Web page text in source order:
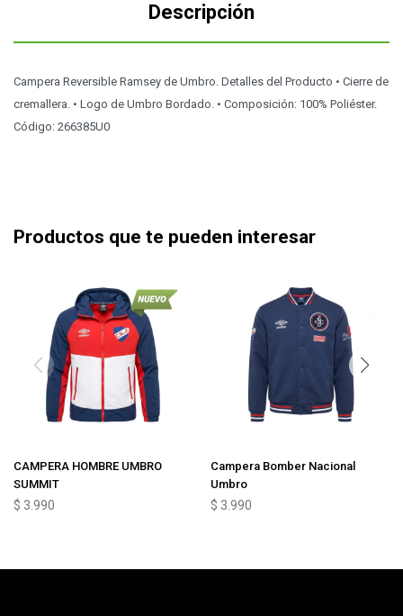
Descripción
Campera Reversible Ramsey de Umbro. Detalles del Producto • Cierre de
cremallera. • Logo de Umbro Bordado. • Composición: 100% Poliéster.
Código: 266385U0
Productos que te pueden interesar
CAMPERA HOMBRE UMBRO
SUMMIT
$ 3.990
Campera Bomber Nacional
Umbro
$ 3.990